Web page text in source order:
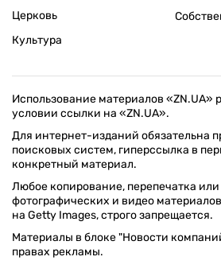
Церковь
Культура
Использование материалов «ZN.UA»
условии ссылки на «ZN.UA».
Для интернет-изданий обязательна
поисковых систем, гиперссылка в
конкретный материал.
Любое копирование, перепечатка
фотографических и видео
на Getty Images, строго запрещается.
Материалы в блоке "Новости
правах рекламы.